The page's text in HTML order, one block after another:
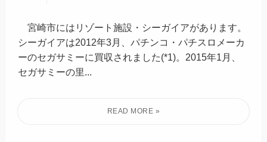
宮崎市にはリゾート施設・シーガイアがあります。
シーガイアは2012年3月、パチンコ・パチスロメーカ
ーのセガサミーに買収されました(*1)。2015年1月、
セガサミーの里...